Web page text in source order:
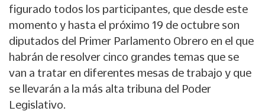
figurado todos los participantes, que desde este
momento y hasta el próximo 19 de octubre son
diputados del Primer Parlamento Obrero en el que
habrán de resolver cinco grandes temas que se
van a tratar en diferentes mesas de trabajo y que
se llevarán a la más alta tribuna del Poder
Legislativo.